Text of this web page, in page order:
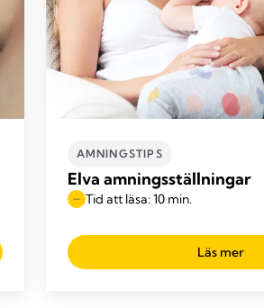
AMNINGSTIPS
Elva amningsställningar
Tid att läsa: 10 min.
Läs mer